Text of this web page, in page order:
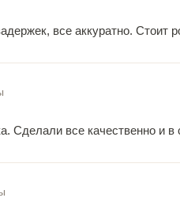
все аккуратно. Стоит
Сделали все качественно и